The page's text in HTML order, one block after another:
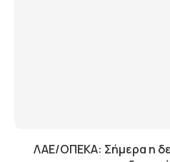
ΛΑΕ/ΟΠΕΚΑ: Σήμερα η